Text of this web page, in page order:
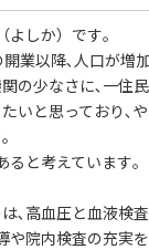
よしか）です｡
業以降､人口が増
の少なさに､一住
いと思っており､
ると考えています｡
､高血圧と血液検
や院内検査の充実